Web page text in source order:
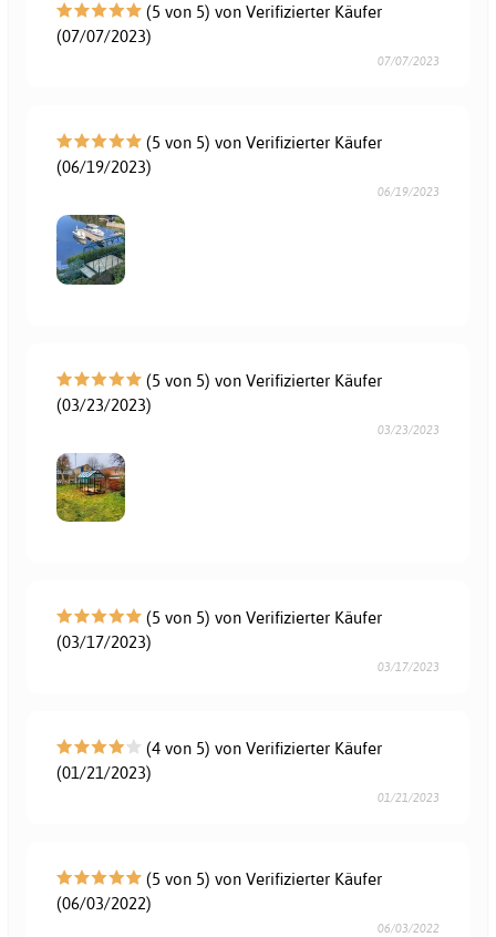
(5 von 5) von Verifizierter Käufer
(07/07/2023)
07/07/2023
(5 von 5) von Verifizierter Käufer
(06/19/2023)
06/19/2023
(5 von 5) von Verifizierter Käufer
(03/23/2023)
03/23/2023
(5 von 5) von Verifizierter Käufer
(03/17/2023)
03/17/2023
(4 von 5) von Verifizierter Käufer
(01/21/2023)
01/21/2023
(5 von 5) von Verifizierter Käufer
(06/03/2022)
06/03/2022